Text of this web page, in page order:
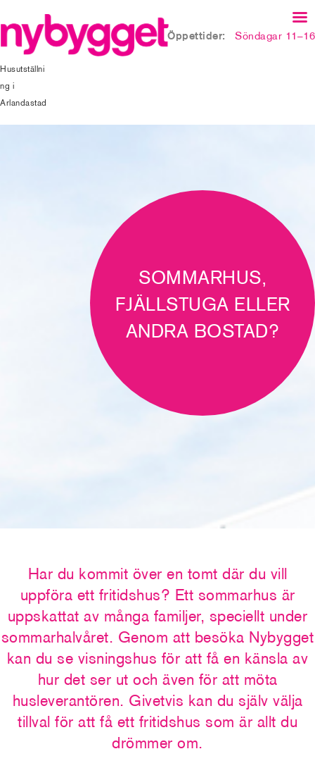
Husutställni
ng i
Arlandastad
Öppettider: Söndagar 11–16
SOMMARHUS,
FJÄLLSTUGA ELLER
ANDRA BOSTAD?
Har du kommit över en tomt där du vill
uppföra ett fritidshus? Ett sommarhus är
uppskattat av många familjer, speciellt under
sommarhalvåret. Genom att besöka Nybygget
kan du se visningshus för att få en känsla av
hur det ser ut och även för att möta
husleverantören. Givetvis kan du själv välja
tillval för att få ett fritidshus som är allt du
drömmer om.